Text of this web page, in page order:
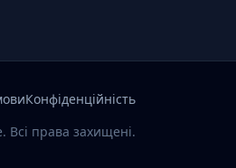
Конфіденційність
права захищені.